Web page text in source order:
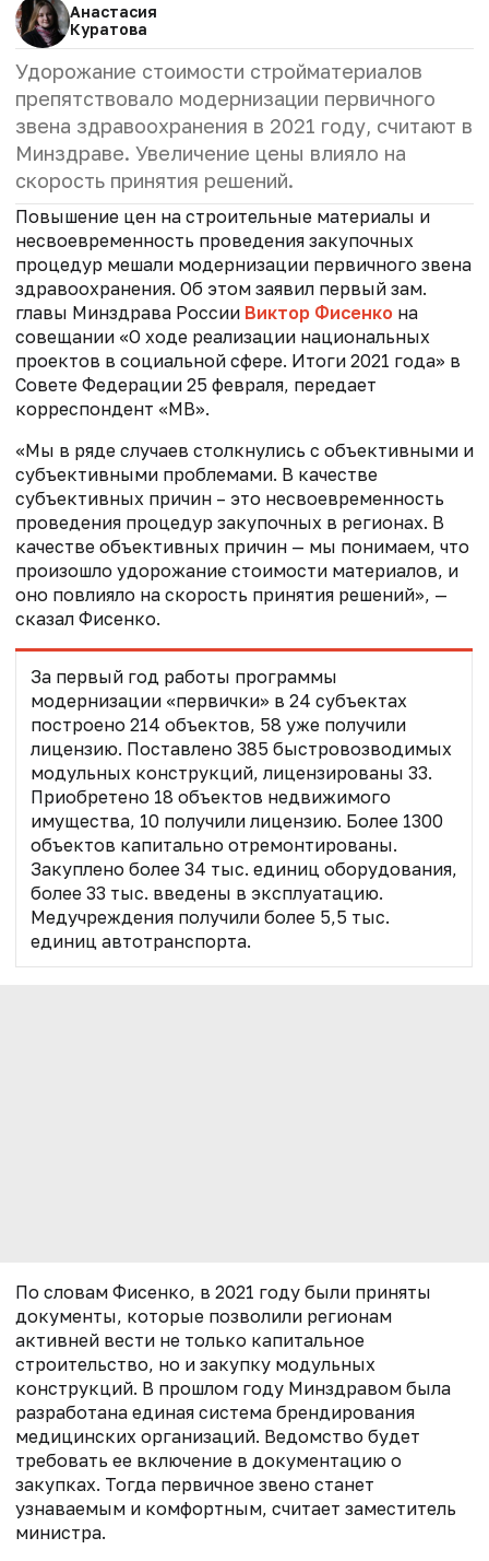
Анастасия
Куратова
Удорожание стоимости стройматериалов
препятствовало модернизации первичного
звена здравоохранения в 2021 году, считают в
Минздраве. Увеличение цены влияло на
скорость принятия решений.
Повышение цен на строительные материалы и
несвоевременность проведения закупочных
процедур мешали модернизации первичного звена
здравоохранения. Об этом заявил первый зам.
главы Минздрава России Виктор Фисенко на
совещании «О ходе реализации национальных
проектов в социальной сфере. Итоги 2021 года» в
Совете Федерации 25 февраля, передает
корреспондент «МВ».
«Мы в ряде случаев столкнулись с объективными и
субъективными проблемами. В качестве
субъективных причин – это несвоевременность
проведения процедур закупочных в регионах. В
качестве объективных причин — мы понимаем, что
произошло удорожание стоимости материалов, и
оно повлияло на скорость принятия решений», —
сказал Фисенко.
За первый год работы программы
модернизации «первички» в 24 субъектах
построено 214 объектов, 58 уже получили
лицензию. Поставлено 385 быстровозводимых
модульных конструкций, лицензированы 33.
Приобретено 18 объектов недвижимого
имущества, 10 получили лицензию. Более 1300
объектов капитально отремонтированы.
Закуплено более 34 тыс. единиц оборудования,
более 33 тыс. введены в эксплуатацию.
Медучреждения получили более 5,5 тыс.
единиц автотранспорта.
По словам Фисенко, в 2021 году были приняты
документы, которые позволили регионам
активней вести не только капитальное
строительство, но и закупку модульных
конструкций. В прошлом году Минздравом была
разработана единая система брендирования
медицинских организаций. Ведомство будет
требовать ее включение в документацию о
закупках. Тогда первичное звено станет
узнаваемым и комфортным, считает заместитель
министра.